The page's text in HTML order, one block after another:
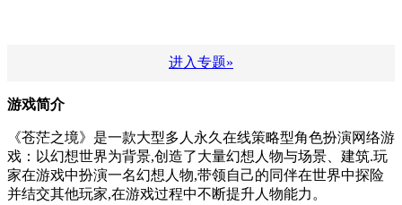
进入专题»
游戏简介
《苍茫之境》是一款大型多人永久在线策略型角色扮演网络游
戏：以幻想世界为背景,创造了大量幻想人物与场景、建筑.玩
家在游戏中扮演一名幻想人物,带领自己的同伴在世界中探险
并结交其他玩家,在游戏过程中不断提升人物能力。